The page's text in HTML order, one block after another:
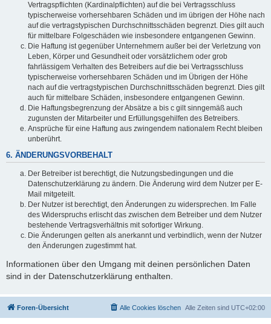
Vertragspflichten (Kardinalpflichten) auf die bei Vertragsschluss
typischerweise vorhersehbaren Schäden und im übrigen der Höhe nach
auf die vertragstypischen Durchschnittsschäden begrenzt. Dies gilt auch
für mittelbare Folgeschäden wie insbesondere entgangenen Gewinn.
Die Haftung ist gegenüber Unternehmern außer bei der Verletzung von
Leben, Körper und Gesundheit oder vorsätzlichem oder grob
fahrlässigem Verhalten des Betreibers auf die bei Vertragsschluss
typischerweise vorhersehbaren Schäden und im Übrigen der Höhe
nach auf die vertragstypischen Durchschnittsschäden begrenzt. Dies gilt
auch für mittelbare Schäden, insbesondere entgangenen Gewinn.
Die Haftungsbegrenzung der Absätze a bis c gilt sinngemäß auch
zugunsten der Mitarbeiter und Erfüllungsgehilfen des Betreibers.
Ansprüche für eine Haftung aus zwingendem nationalem Recht bleiben
unberührt.
6. ÄNDERUNGSVORBEHALT
Der Betreiber ist berechtigt, die Nutzungsbedingungen und die
Datenschutzerklärung zu ändern. Die Änderung wird dem Nutzer per E-
Mail mitgeteilt.
Der Nutzer ist berechtigt, den Änderungen zu widersprechen. Im Falle
des Widerspruchs erlischt das zwischen dem Betreiber und dem Nutzer
bestehende Vertragsverhältnis mit sofortiger Wirkung.
Die Änderungen gelten als anerkannt und verbindlich, wenn der Nutzer
den Änderungen zugestimmt hat.
Informationen über den Umgang mit deinen persönlichen Daten
sind in der Datenschutzerklärung enthalten.
Foren-Übersicht Alle Zeiten sind UTC+02:00
Alle Cookies löschen